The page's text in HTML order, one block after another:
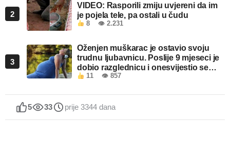
2
VIDEO: Rasporili zmiju uvjereni da im
je pojela tele, pa ostali u čudu
8 👁 2.231
3
Oženjen muškarac je ostavio svoju
trudnu ljubavnicu. Poslije 9 mjeseci je
dobio razglednicu i onesvijestio se
kada je pročitao šta piše!
11 👁 857
5 33 prije 3344 dana